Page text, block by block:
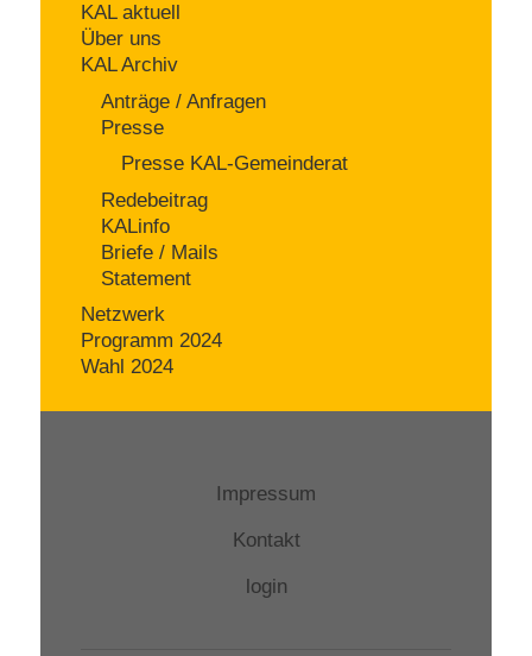
KAL aktuell
Über uns
KAL Archiv
Anträge / Anfragen
Presse
Presse KAL-Gemeinderat
Redebeitrag
KALinfo
Briefe / Mails
Statement
Netzwerk
Programm 2024
Wahl 2024
Impressum
Kontakt
login